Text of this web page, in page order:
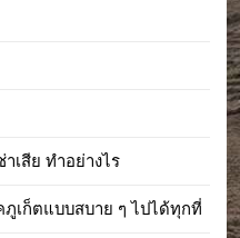
เสีย ทำอย่างไร
เก็ตแบบสบาย ๆ ไปได้ทุกที่